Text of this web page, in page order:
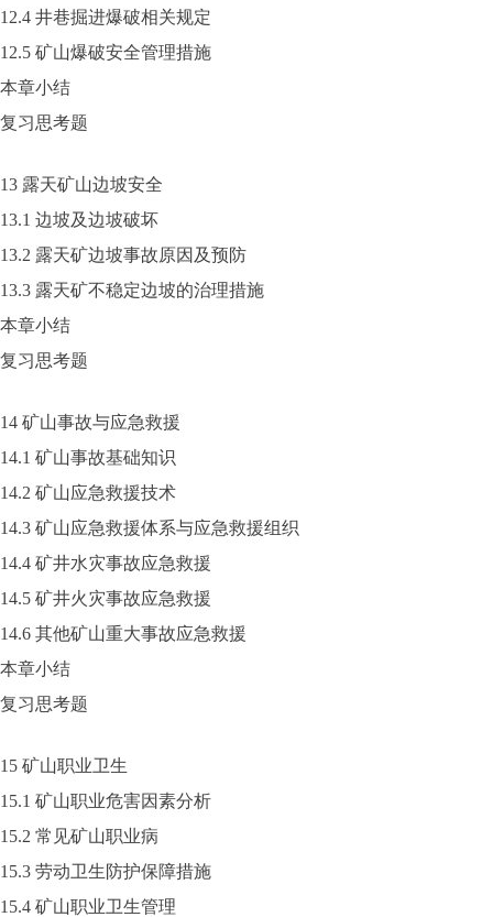
12.4 井巷掘进爆破相关规定
12.5 矿山爆破安全管理措施
本章小结
复习思考题
13 露天矿山边坡安全
13.1 边坡及边坡破坏
13.2 露天矿边坡事故原因及预防
13.3 露天矿不稳定边坡的治理措施
本章小结
复习思考题
14 矿山事故与应急救援
14.1 矿山事故基础知识
14.2 矿山应急救援技术
14.3 矿山应急救援体系与应急救援组织
14.4 矿井水灾事故应急救援
14.5 矿井火灾事故应急救援
14.6 其他矿山重大事故应急救援
本章小结
复习思考题
15 矿山职业卫生
15.1 矿山职业危害因素分析
15.2 常见矿山职业病
15.3 劳动卫生防护保障措施
15.4 矿山职业卫生管理